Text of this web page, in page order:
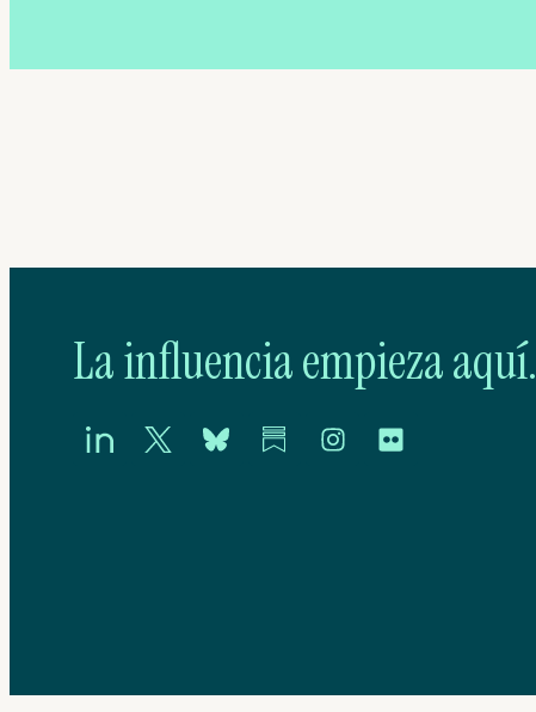
La influencia empieza aquí.